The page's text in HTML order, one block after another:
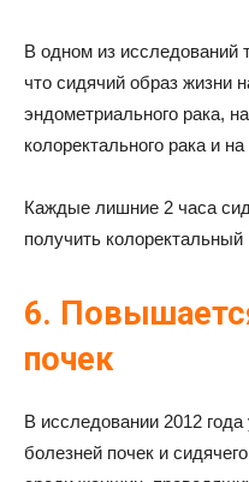
В одном из исследований
что сидячий образ жизни
эндометриального рака,
колоректального рака и
Каждые лишние 2 часа
получить колоректальный
6.
почек
В исследовании 2012
болезней почек и